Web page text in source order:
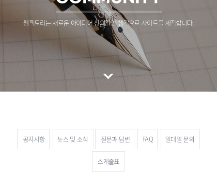
웹팩토리는 새로운 아이디어 창의적인 생각으로 사이트를 제작합니다.
공지사항 뉴스 및 소식 질문과 답변 FAQ 일대일 문의
스케줄표